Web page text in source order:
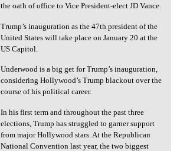
the oath of office to Vice President-elect JD Vance.
Trump’s inauguration as the 47th president of the
United States will take place on January 20 at the
US Capitol.
Underwood is a big get for Trump’s inauguration,
considering Hollywood’s Trump blackout over the
course of his political career.
In his first term and throughout the past three
elections, Trump has struggled to garner support
from major Hollywood stars. At the Republican
National Convention last year, the two biggest